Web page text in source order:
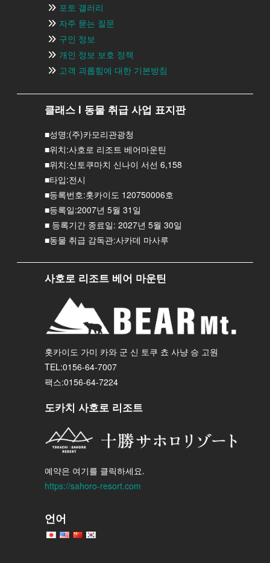
포토 갤러리
자주 묻는 질문
구인 정보
개인 정보 보호 정책
고객 괴롭힘에 대한 기본방침
클래스 I 동물 취급 사업 표지판
■성명:(주)카모리관광청
■위치:사호로 리조트 베어마운틴
■위치:신토쿠마치 신나이 서선 6,158
■타입:전시
■등록번호:홋카이도 120750006호
■등록일:2007년 5월 31일
■ 등록기간 종료일: 2027년 5월 30일
■동물 취급 감독관:사카데 마사루
사호로 리조트 베어 마운틴
홋카이도 가미 카와 군 신 토쿠 쵸 사냥 승 고원
TEL:0156-64-7007
팩스:0156-64-7224
도카치 사호로 리조트
예약은 여기를 클릭하세요.
https://sahoro-resort.com
언어